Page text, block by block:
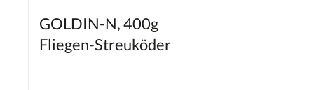
GOLDIN-N, 400g
Fliegen-Streuköder